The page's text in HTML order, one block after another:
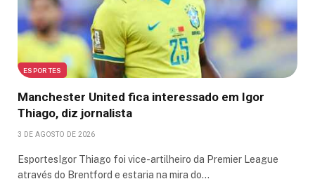
ESPORTES
Manchester United fica interessado em Igor
Thiago, diz jornalista
3 DE AGOSTO DE 2026
EsportesIgor Thiago foi vice-artilheiro da Premier League
através do Brentford e estaria na mira do…